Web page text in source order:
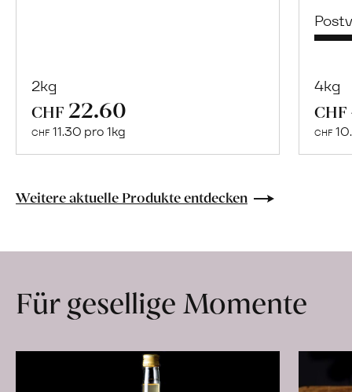
2kg
CHF 22.60
CHF 11.30 pro 1kg
Naturbelassene
Lebensmittel
Hof
erfahren
4kg
CHF
CHF
Weitere aktuelle Produkte entdecken
Für gesellige Momente